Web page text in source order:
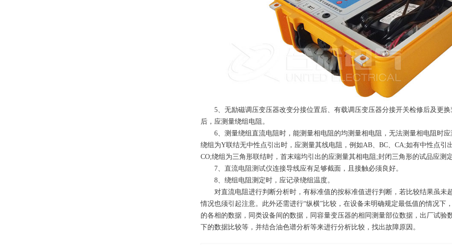
5、无励磁调压变压器改变分接位置后、有载调压变压器分接开关检修后及更换
后，应测量绕组电阻。
6、测量绕组直流电阻时，能测量相电阻的均测量相电阻，无法测量相电阻时应
绕组为Y联结无中性点引出时，应测量其线电阻，例如AB、BC、CA;如有中性点引
CO;绕组为三角形联结时，首末端均引出的应测量其相电阻;封闭三角形的试品应测
7、 直流电阻测试仪连接导线应有足够截面，且接触必须良好。
8、绕组电阻测定时，应记录绕组温度。
对直流电阻进行判断分析时，有标准值的按标准值进行判断，若比较结果虽未
情况也须引起注意。此外还需进行“纵横”比较，在设备未明确规定最低值的情况下
的各相的数据，同类设备间的数据，同容量变压器的相同测量部位数据，出厂试验
下的数据比较等，并结合油色谱分析等来进行分析比较，找出故障原因。